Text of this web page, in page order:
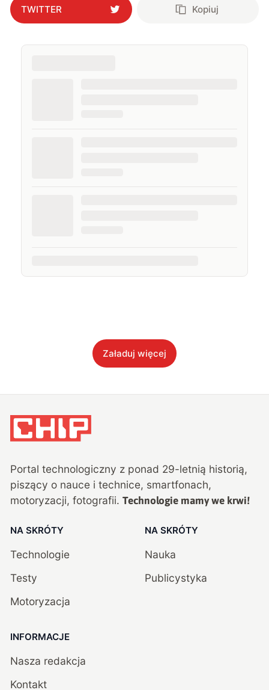
TWITTER Kopiuj
Załaduj więcej
Portal technologiczny z ponad 29-letnią historią,
piszący o nauce i technice, smartfonach,
motoryzacji, fotografii. Technologie mamy we krwi!
NA SKRÓTY
Technologie
Testy
Motoryzacja
NA SKRÓTY
Nauka
Publicystyka
INFORMACJE
Nasza redakcja
Kontakt